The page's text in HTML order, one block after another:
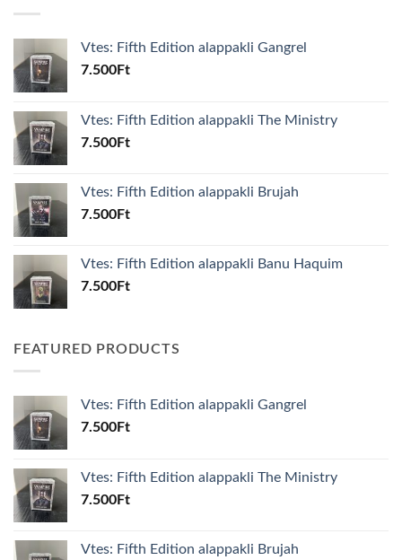
Vtes: Fifth Edition alappakli Gangrel
7.500Ft
Vtes: Fifth Edition alappakli The Ministry
7.500Ft
Vtes: Fifth Edition alappakli Brujah
7.500Ft
Vtes: Fifth Edition alappakli Banu Haquim
7.500Ft
FEATURED PRODUCTS
Vtes: Fifth Edition alappakli Gangrel
7.500Ft
Vtes: Fifth Edition alappakli The Ministry
7.500Ft
Vtes: Fifth Edition alappakli Brujah